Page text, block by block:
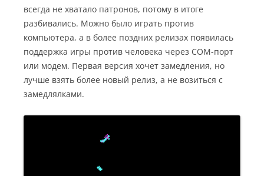
всегда не хватало патронов, потому в итоге
разбивались. Можно было играть против
компьютера, а в более поздних релизах появилась
поддержка игры против человека через СОМ-порт
или модем. Первая версия хочет замедления, но
лучше взять более новый релиз, а не возиться с
замедлялками.